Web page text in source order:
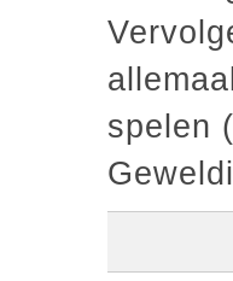
spelen